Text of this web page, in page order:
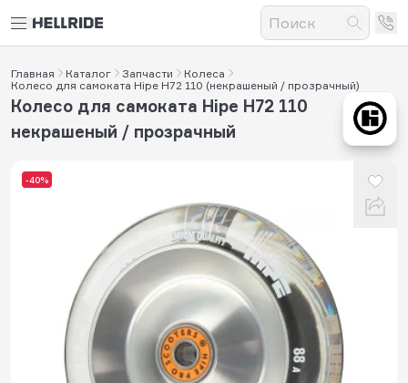
Главная Каталог Запчасти
Колеса
Колесо для самоката Hipe H72 110 (некрашеный / прозрачный)
-40%
Колесо для самоката Hipe H72 110
некрашеный / прозрачный